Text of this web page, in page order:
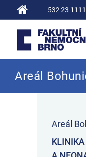
532 23 1111
Fakultní nemocnice Brno
Areál
Areál
KLINIKA